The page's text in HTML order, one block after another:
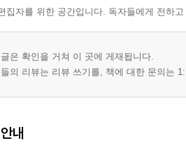
집자를 위한 공간입니다. 독자들에게 전하
은 확인을 거쳐 이 곳에 게재됩니다.
의 리뷰는 리뷰 쓰기를, 책에 대한 문의는
내